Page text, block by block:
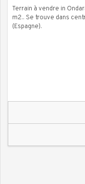
Terrain à vendre in
m2.. Se trouve dans
(Espagne).